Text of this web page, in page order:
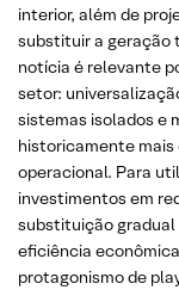
interior, além de
substituir a geração
notícia é relevante
setor:
sistemas isolados e
historicamente
operacional. Para
investimentos em
substituição gradual
eficiência
protagonismo de